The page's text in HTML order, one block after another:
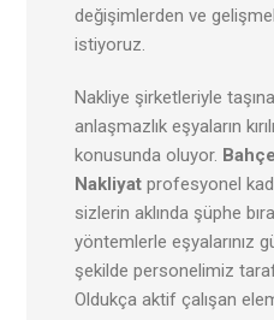
değişimlerden ve
istiyoruz.
Nakliye şirketleriyle
anlaşmazlık eşyaların
konusunda oluyor.
Nakliyatprofesyonel
sizlerin aklında şüphe
yöntemlerle eşyalarınız
şekilde personelimiz
Oldukça aktif çalışan